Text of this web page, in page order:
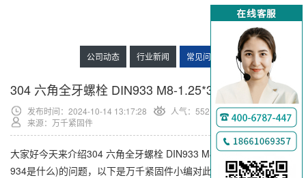
公司动态 行业新闻 常见问题
304 六角全牙螺栓 DIN933 M8-1.25*30
发布时间：2024-10-14 13:17:28 人气： 552
来源：万千紧固件
大家好今天来介绍304 六角全牙螺栓 DIN933 M8-1.25*30(不锈钢
934是什么)的问题，以下是万千紧固件小编对此问题的归纳整理，